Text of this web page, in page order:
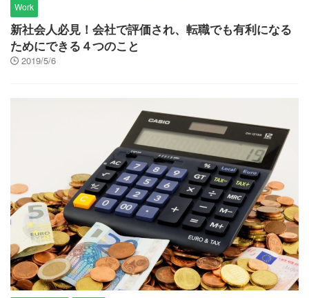
Work
新社会人必見！会社で評価され、転職でも有利になる
ためにできる４つのこと
2019/5/6